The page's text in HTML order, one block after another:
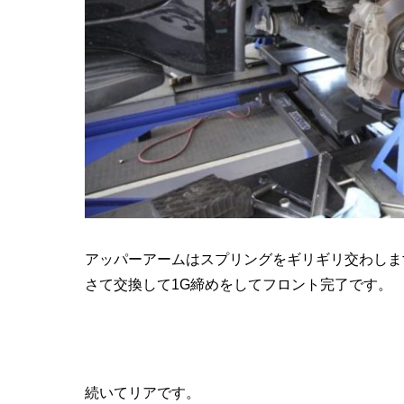
アッパーアームはスプリングをギリギリ交わし
さて交換して1G締めをしてフロント完了です。
続いてリアです。